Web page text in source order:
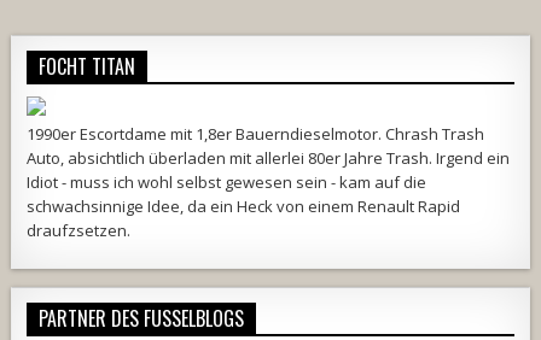
FOCHT TITAN
1990er Escortdame mit 1,8er Bauerndieselmotor. Chrash Trash
Auto, absichtlich überladen mit allerlei 80er Jahre Trash. Irgend ein
Idiot - muss ich wohl selbst gewesen sein - kam auf die
schwachsinnige Idee, da ein Heck von einem Renault Rapid
draufzsetzen.
PARTNER DES FUSSELBLOGS